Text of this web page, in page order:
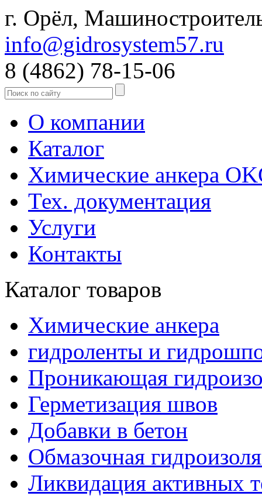
г. Орёл,
info@gidrosystem57.ru
8 (4862) 78-15-06
О компании
Каталог
Химические анкера
Тех. документация
Услуги
Контакты
Каталог товаров
Химические анкера
гидроленты и
Проникающая
Герметизация швов
Добавки в бетон
Обмазочная
Ликвидация активных